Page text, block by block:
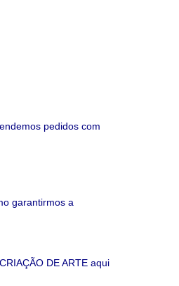
pedidos com
garantirmos a
DE ARTE aqui